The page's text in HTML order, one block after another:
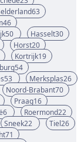
63
46
50 Hasselt30
Horst20
Kortrijk19
54
53 Merksplas26
Noord-Brabant70
Praag16
6 Roermond22
Sneek22 Tiel26
71